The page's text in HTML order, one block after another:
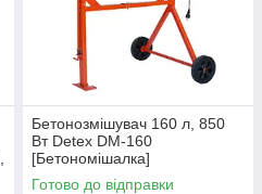
Бетонозмішувач 160 л, 850
Вт Detex DM-160
[Бетономішалка]
Готово до відправки